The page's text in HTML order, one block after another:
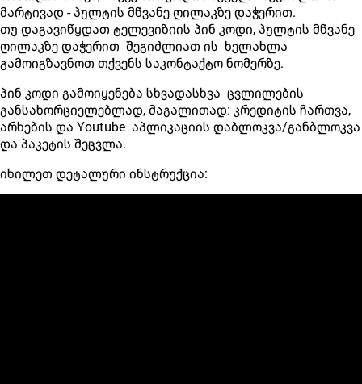
მარტივად - პულტის მწვანე ღილაკზე დაჭერით.
თუ დაგავიწყდათ ტელევიზიის პინ კოდი, პულტის მწვანე
ღილაკზე დაჭერით შეგიძლიათ ის ხელახლა
გამოიგზავნოთ თქვენს საკონტაქტო ნომერზე.
პინ კოდი გამოიყენება სხვადასხვა ცვლილების
განსახორციელებლად, მაგალითად: კრედიტის ჩართვა,
არხების და Youtube აპლიკაციის დაბლოკვა/განბლოკვა
და პაკეტის შეცვლა.
იხილეთ დეტალური ინსტრუქცია: